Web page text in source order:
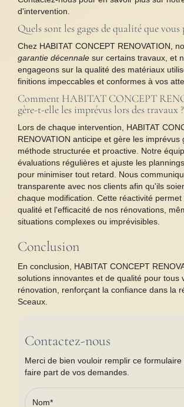
d'intervention.
Quels sont les gages de qualité que vous
Chez HABITAT CONCEPT RENOVATION,
garantie décennale sur certains travaux, et
engageons sur la qualité des matériaux
finitions impeccables et conformes à vos
Comment HABITAT CONCEPT
gère-t-elle les imprévus lors des travaux ?
Lors de chaque intervention, HABITAT
RENOVATION anticipe et gère les imprévus
méthode structurée et proactive. Notre
évaluations régulières et ajuste les
pour minimiser tout retard. Nous
transparente avec nos clients afin qu'ils
chaque modification. Cette réactivité
qualité et l'efficacité de nos rénovations,
situations complexes ou imprévisibles.
Conclusion
En conclusion, HABITAT CONCEPT
solutions innovantes et de qualité pour tous
rénovation, renforçant la confiance dans la
Sceaux.
Contactez-nous
Merci de bien vouloir remplir ce
faire part de vos demandes.